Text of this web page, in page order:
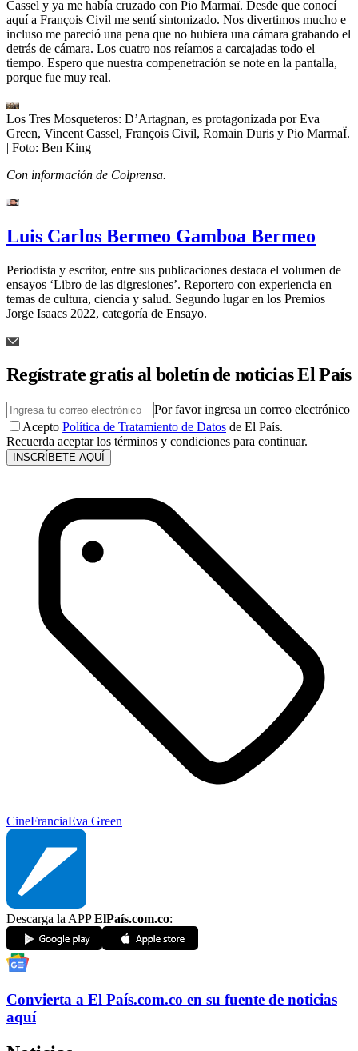
Cassel y ya me había cruzado con Pio Marmaï. Desde que conocí
aquí a François Civil me sentí sintonizado. Nos divertimos mucho e
incluso me pareció una pena que no hubiera una cámara grabando el
detrás de cámara. Los cuatro nos reíamos a carcajadas todo el
tiempo. Espero que nuestra compenetración se note en la pantalla,
porque fue muy real.
Los Tres Mosqueteros: D’Artagnan, es protagonizada por Eva
Green, Vincent Cassel, François Civil, Romain Duris y Pio MarmaÏ.
| Foto: Ben King
Con información de Colprensa.
Luis Carlos Bermeo Gamboa Bermeo
Periodista y escritor, entre sus publicaciones destaca el volumen de
ensayos ‘Libro de las digresiones’. Reportero con experiencia en
temas de cultura, ciencia y salud. Segundo lugar en los Premios
Jorge Isaacs 2022, categoría de Ensayo.
Regístrate gratis al boletín de noticias El País
Por favor ingresa un correo electrónico
Acepto Política de Tratamiento de Datos de El País.
Recuerda aceptar los términos y condiciones para continuar.
INSCRÍBETE AQUÍ
CineFranciaEva Green
Descarga la APPElPaís.com.co:
Convierta a El País.com.co en su fuente de noticias
aquí